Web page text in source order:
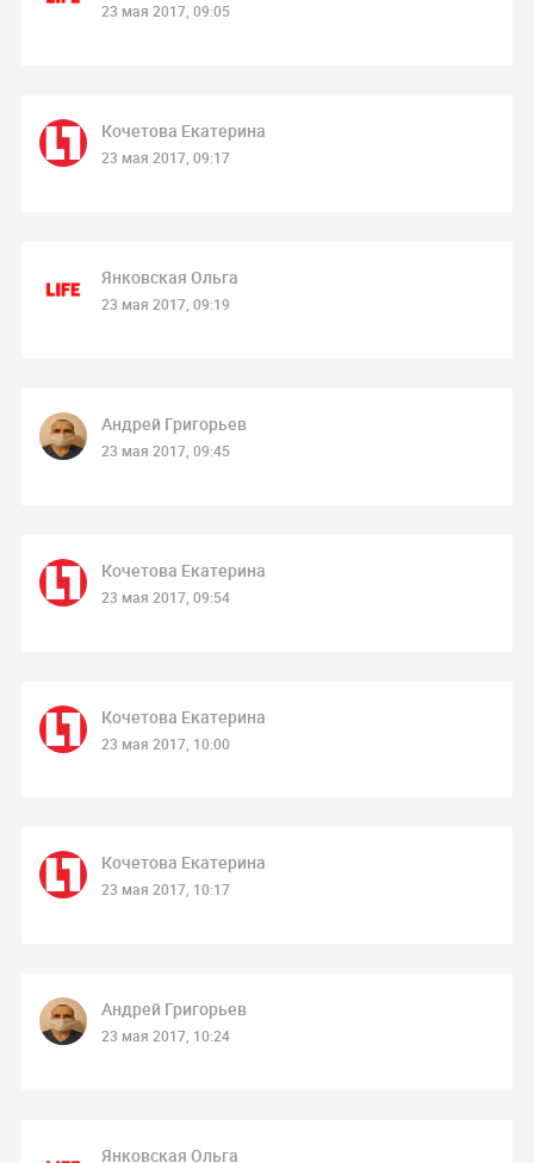
23 мая 2017, 09:05
Кочетова Екатерина
23 мая 2017, 09:17
Янковская Ольга
23 мая 2017, 09:19
Андрей Григорьев
23 мая 2017, 09:45
Кочетова Екатерина
23 мая 2017, 09:54
Кочетова Екатерина
23 мая 2017, 10:00
Кочетова Екатерина
23 мая 2017, 10:17
Андрей Григорьев
23 мая 2017, 10:24
Янковская Ольга